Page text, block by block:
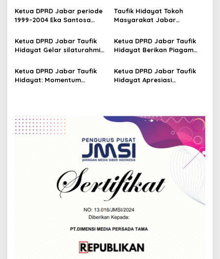
a
i
o
n
Pemilu 2029
Tradisi pada Dies Natalis
ke-58 ISBI Bandung
Ketua DPRD Jabar periode
1999–2004 Eka Santosa
Dedi Mulyadi: “Wartawan
Masih Terabaikan”
Taufik Hidayat Tokoh
Masyarakat Jabar
Rayakan Idul Fitri 1446
Hijriah
Ketua DPRD Jabar Taufik
Hidayat Gelar silaturahmi
Barat
Ketua DPRD Jabar Taufik
Hidayat Berikan Piagam
Media
Ketua DPRD Jabar Taufik
Hidayat: Momentum
Ketua DPRD Jabar Taufik
Hidayat Apresiasi